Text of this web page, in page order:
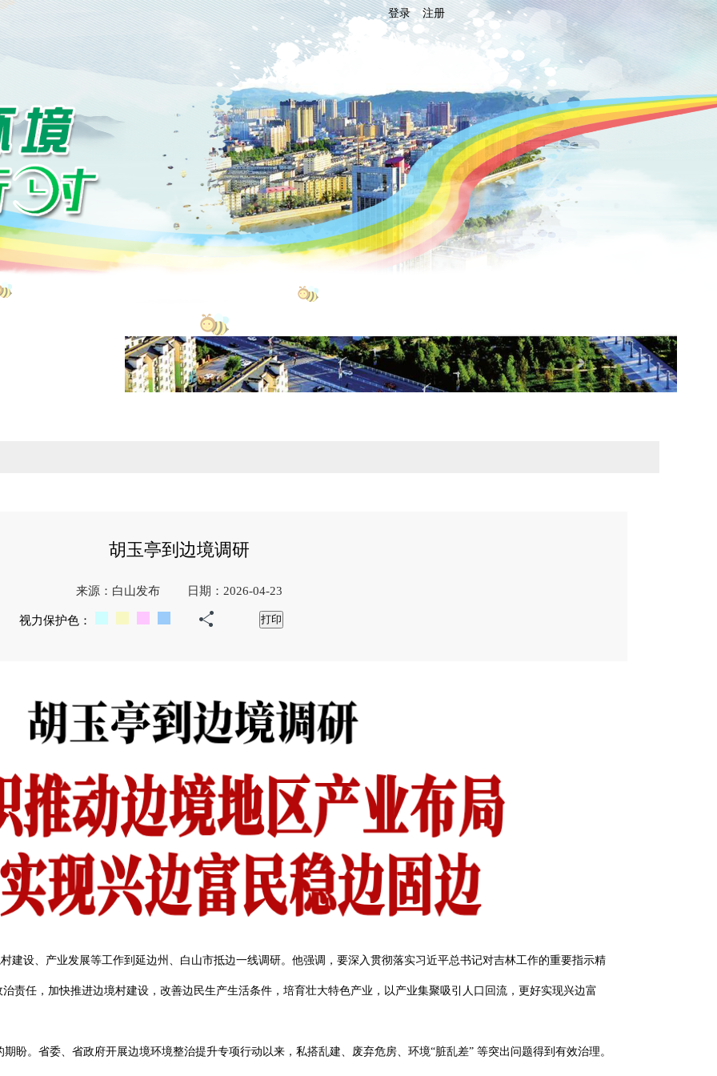
登录 注册
胡玉亭到边境调研
来源：白山发布 日期：2026-04-23
视力保护色：
设、产业发展等工作到延边州、白山市抵边一线调研。他强调，要深入贯彻落实习近平总书记对吉林工作的重要指示精
责任，加快推进边境村建设，改善边民生产生活条件，培育壮大特色产业，以产业集聚吸引人口回流，更好实现兴边富
。省委、省政府开展边境环境整治提升专项行动以来，私搭乱建、废弃危房、环境“脏乱差” 等突出问题得到有效治理。